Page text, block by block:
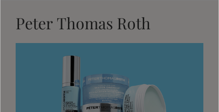
Peter Thomas Roth